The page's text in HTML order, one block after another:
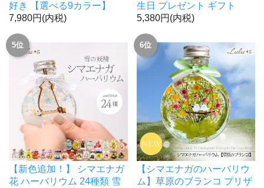
好き 【選べる9カラー】
7,980円(内税)
生日 プレゼント ギフト
5,380円(内税)
5位
【新色追加！】 シマエナガ
花 ハーバリウム 24種類 雪
6位
【シマエナガのハーバリウ
ム】草原のブランコ プリザ